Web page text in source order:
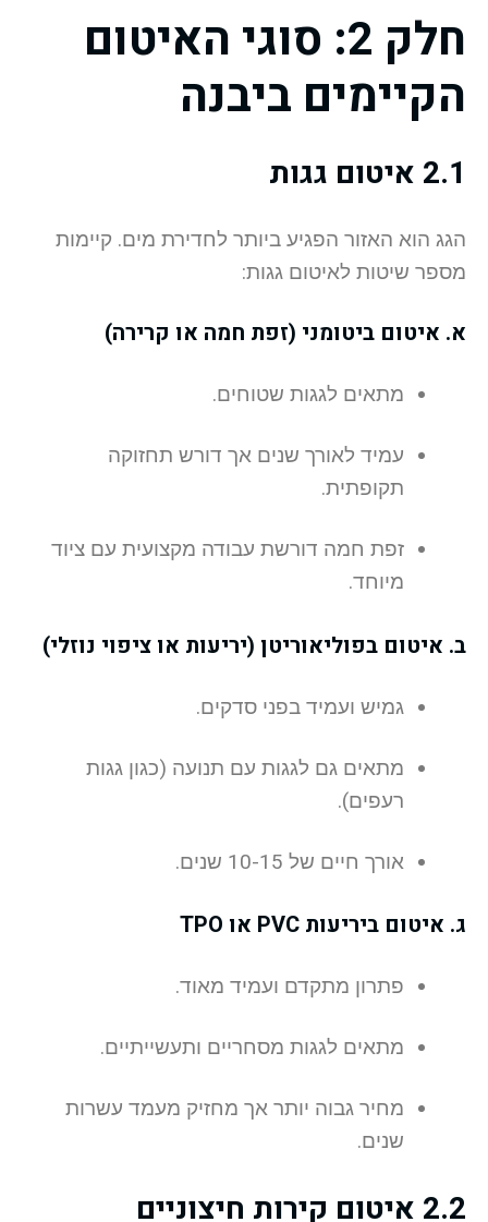
חלק 2: סוגי האיטום
הקיימים ביבנה
2.1 איטום גגות
הגג הוא האזור הפגיע ביותר לחדירת מים. קיימות
מספר שיטות לאיטום גגות:
א. איטום ביטומני (זפת חמה או קרירה)
מתאים לגגות שטוחים.
עמיד לאורך שנים אך דורש תחזוקה
תקופתית.
זפת חמה דורשת עבודה מקצועית עם ציוד
מיוחד.
ב. איטום בפוליאוריטן (יריעות או ציפוי נוזלי)
גמיש ועמיד בפני סדקים.
מתאים גם לגגות עם תנועה (כגון גגות
רעפים).
אורך חיים של 10-15 שנים.
ג. איטום ביריעות PVC או TPO
פתרון מתקדם ועמיד מאוד.
מתאים לגגות מסחריים ותעשייתיים.
מחיר גבוה יותר אך מחזיק מעמד עשרות
שנים.
2.2 איטום קירות חיצוניים